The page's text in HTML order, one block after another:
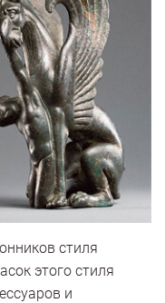
стиля
этого стиля
и